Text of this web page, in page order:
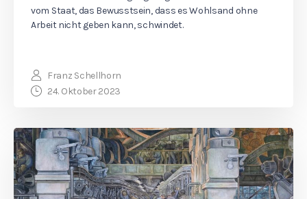
vom Staat, das Bewusstsein, dass es Wohlsand ohne
Arbeit nicht geben kann, schwindet.
Franz Schellhorn
24. Oktober 2023